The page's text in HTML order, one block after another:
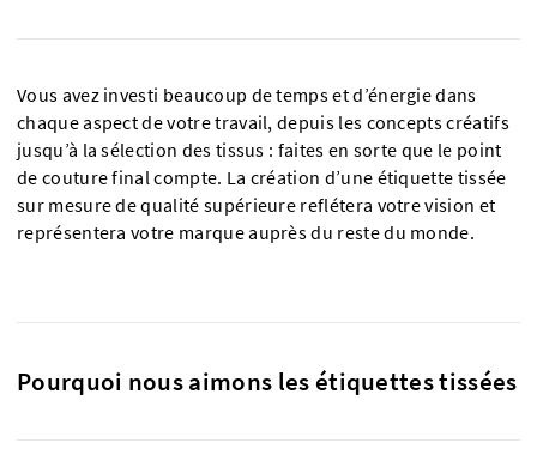
Vous avez investi beaucoup de temps et d’énergie dans
chaque aspect de votre travail, depuis les concepts créatifs
jusqu’à la sélection des tissus : faites en sorte que le point
de couture final compte. La création d’une étiquette tissée
sur mesure de qualité supérieure reflétera votre vision et
représentera votre marque auprès du reste du monde.
Pourquoi nous aimons les étiquettes tissées